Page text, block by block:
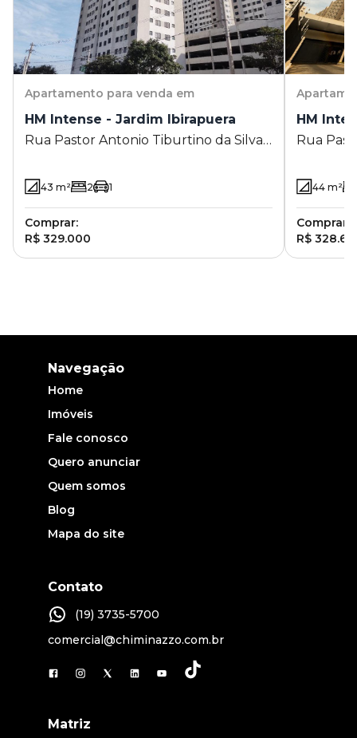
Apartamento para venda em
HM Intense - Jardim Ibirapuera
Rua Pastor Antonio Tiburtino da Silva
SP
43 m² 2 1
Comprar:
R$ 329.000
HM
Rua
SP
44 m²
Comprar:
R$
Navegação
Home
Imóveis
Fale conosco
Quero anunciar
Quem somos
Blog
Mapa do site
Contato
(19) 3735-5700
comercial@chiminazzo.com.br
Matriz